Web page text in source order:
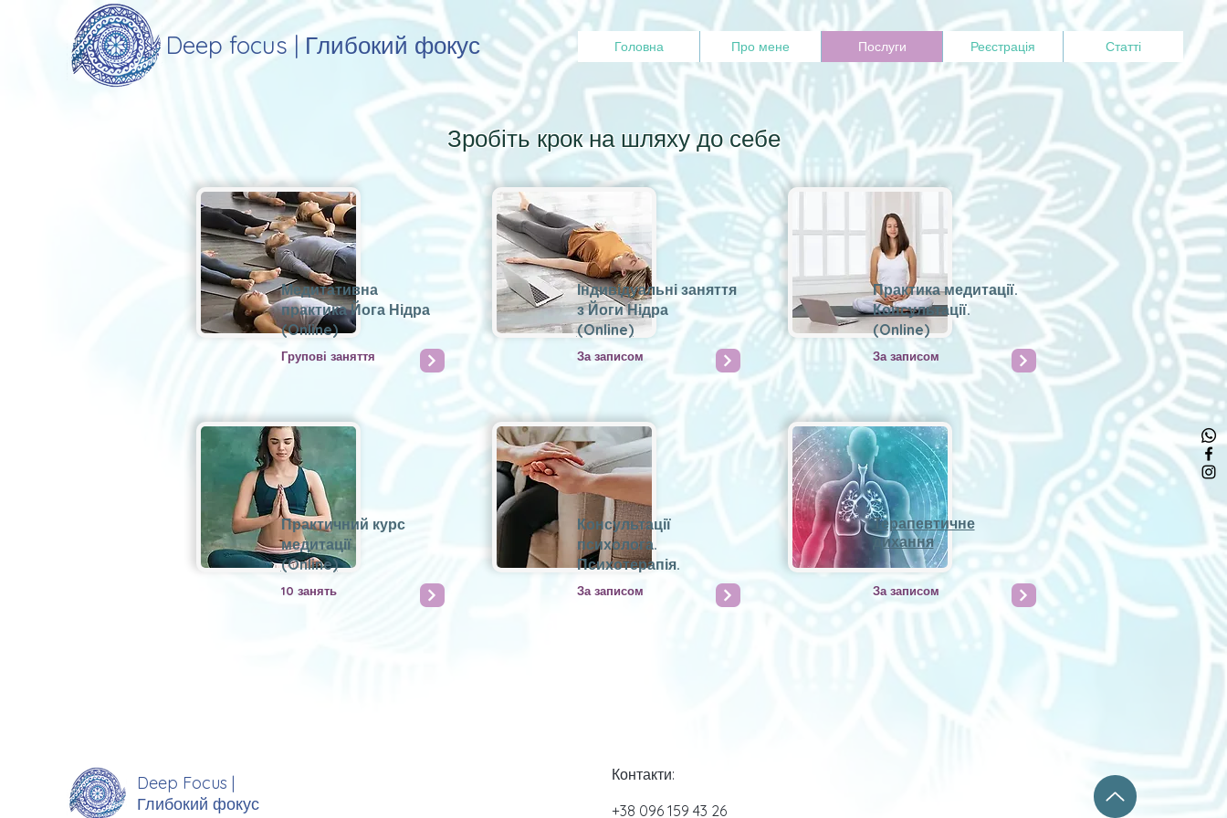
Deep focus | Глибокий фокус Головна Про мене Послуги Реєстрація Статті
Зробіть крок на шляху до себе
Медитативна
практика Йога Нідра
(Online)
Групові заняття
Практичний курс
медитації
(Online)
10 занять
Індивідуальні заняття
з Йоги Нідра
(Online)
За записом
Консультації
психолога.
Психотерапія.
За записом
Практика медитації.
Консультації.
(Online)
За записом
Терапевтичне
дихання
За записом
Deep Focus |
Глибокий фокус
Контакти:
+38 096 159 43 26